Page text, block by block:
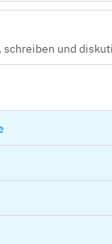
schreiben und